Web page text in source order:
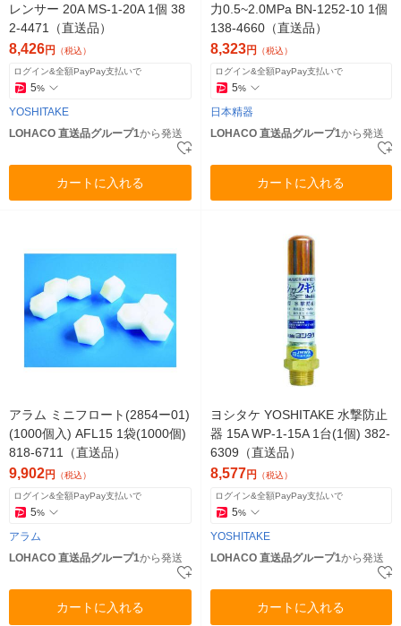
レンサー 20A MS-1-20A 1個 38
2-4471（直送品）
8,426円 （税込）
ログイン&全額PayPay支払いで
5%
YOSHITAKE
LOHACO 直送品グループ1から発送
カートに入れる
力0.5~2.0MPa BN-1252-10 1個
138-4660（直送品）
8,323円 （税込）
ログイン&全額PayPay支払いで
5%
日本精器
LOHACO 直送品グループ1から発送
カートに入れる
アラム ミニフロート(2854ー01)
(1000個入) AFL15 1袋(1000個)
818-6711（直送品）
9,902円 （税込）
ログイン&全額PayPay支払いで
5%
アラム
LOHACO 直送品グループ1から発送
カートに入れる
ヨシタケ YOSHITAKE 水撃防止
器 15A WP-1-15A 1台(1個) 382-
6309（直送品）
8,577円 （税込）
ログイン&全額PayPay支払いで
5%
YOSHITAKE
LOHACO 直送品グループ1から発送
カートに入れる